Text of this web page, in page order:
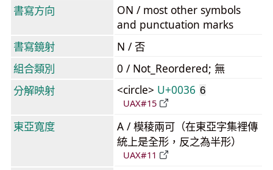
書寫方向
ON / most other symbols
and punctuation marks
書寫鏡射
N / 否
組合類別
0 / Not_Reordered; 無
分解映射
<circle> U+0036 6
UAX#15
東亞寬度
A / 模稜兩可（在東亞字集裡傳
統上是全形，反之為半形）
UAX#11